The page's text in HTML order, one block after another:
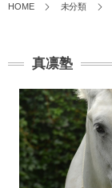
HOME 未分類
真凛塾